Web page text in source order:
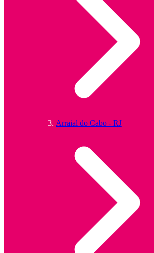
Arraial do Cabo - RJ